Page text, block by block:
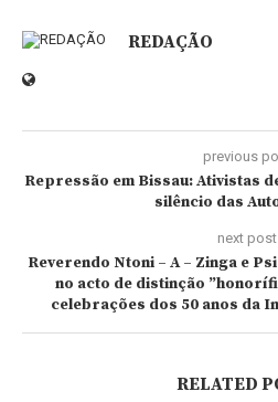
REDAÇÃO
previous
Repressão em Bissau: Ativistas
silêncio das
next post
Reverendo Ntoni – A – Zinga e
no acto de distinção
celebrações dos 50 anos da
RELATED